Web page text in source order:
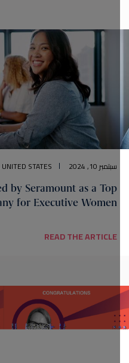
سبتمبر 10, 2024 UNITED STATES
by Seramount as a Top
for Executive Women
READ THE ARTICLE